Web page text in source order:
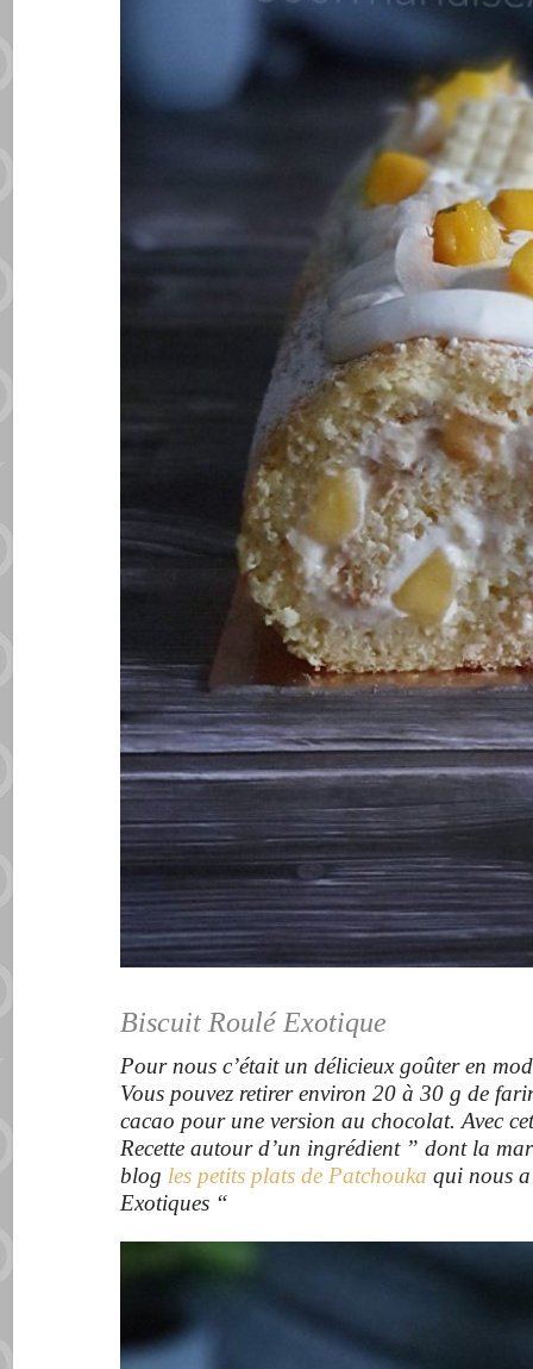
Biscuit Roulé Exotique
Pour nous c’était un délicieux goûter en
Vous pouvez retirer environ 20 à 30 g de
cacao pour une version au chocolat. Avec
Recette autour d’un ingrédient ” dont la
blog les petits plats de Patchouka qui nous
Exotiques “